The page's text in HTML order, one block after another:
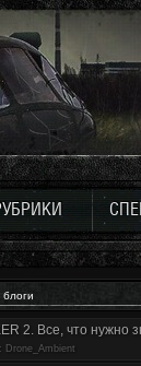
2. Все, что нужно
Drone_Ambient